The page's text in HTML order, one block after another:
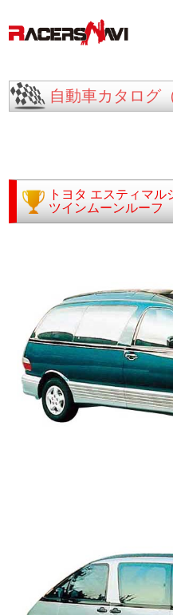
自動車カタログ
トヨタ エスティマル
ツインムーンルーフ